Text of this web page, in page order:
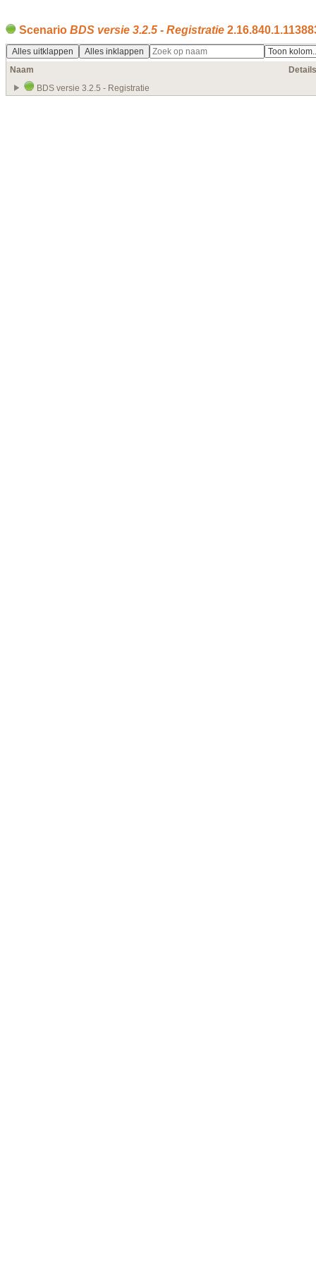
Scenario BDS versie 3.2.5 - Registratie
Alles uitklappen
Alles inklappen
Naam
BDS versie 3.2.5 - Registratie